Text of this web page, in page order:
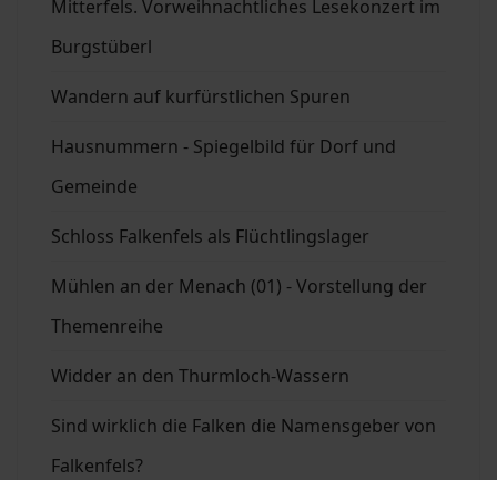
Mitterfels. Vorweihnachtliches Lesekonzert im
Burgstüberl
Wandern auf kurfürstlichen Spuren
Hausnummern - Spiegelbild für Dorf und
Gemeinde
Schloss Falkenfels als Flüchtlingslager
Mühlen an der Menach (01) - Vorstellung der
Themenreihe
Widder an den Thurmloch-Wassern
Sind wirklich die Falken die Namensgeber von
Falkenfels?